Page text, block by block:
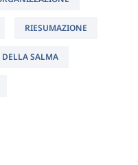
RIESUMAZIONE
DELLA SALMA